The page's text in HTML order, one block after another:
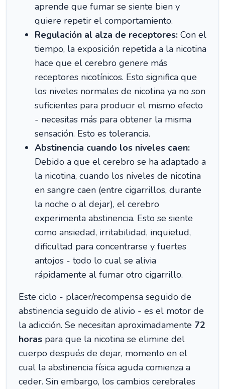
aprende que fumar se siente bien y
quiere repetir el comportamiento.
Regulación al alza de receptores: Con el
tiempo, la exposición repetida a la nicotina
hace que el cerebro genere más
receptores nicotínicos. Esto significa que
los niveles normales de nicotina ya no son
suficientes para producir el mismo efecto
- necesitas más para obtener la misma
sensación. Esto es tolerancia.
Abstinencia cuando los niveles caen:
Debido a que el cerebro se ha adaptado a
la nicotina, cuando los niveles de nicotina
en sangre caen (entre cigarrillos, durante
la noche o al dejar), el cerebro
experimenta abstinencia. Esto se siente
como ansiedad, irritabilidad, inquietud,
dificultad para concentrarse y fuertes
antojos - todo lo cual se alivia
rápidamente al fumar otro cigarrillo.
Este ciclo - placer/recompensa seguido de
abstinencia seguido de alivio - es el motor de
la adicción. Se necesitan aproximadamente 72
horas para que la nicotina se elimine del
cuerpo después de dejar, momento en el
cual la abstinencia física aguda comienza a
ceder. Sin embargo, los cambios cerebrales